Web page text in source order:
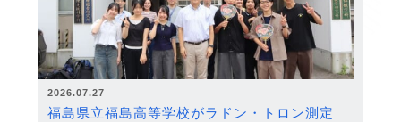
2026.07.27
福島県立福島高等学校がラドン・トロン測定